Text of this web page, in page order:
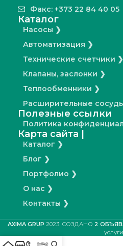
Факс: +373 22 84 40 05
Каталог
Насосы ❯
Автоматизация ❯
Технические счетчики ❯
Клапаны, заслонки ❯
Теплообменники ❯
Расширительные
Полезные ссылки
Политика
Карта сайта |
Каталог ❯
Блог ❯
Портфолио ❯
О нас ❯
Контакты ❯
AXIMA GRUP 2023. СОЗДАНО 2